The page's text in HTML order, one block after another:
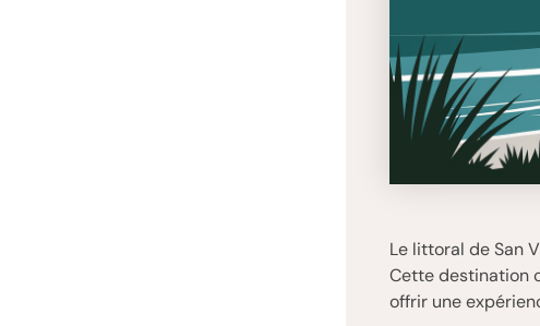
Le littoral de San
Cette destination
offrir une